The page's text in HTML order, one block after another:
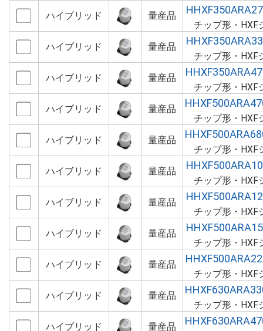
ハイブリッド
量産品
チップ形・HXF
ハイブリッド
量産品
チップ形・HXF
ハイブリッド
量産品
チップ形・HXF
ハイブリッド
量産品
チップ形・HXF
ハイブリッド
量産品
チップ形・HXF
ハイブリッド
量産品
チップ形・HXF
ハイブリッド
量産品
チップ形・HXF
ハイブリッド
量産品
チップ形・HXF
ハイブリッド
量産品
チップ形・HXF
ハイブリッド
量産品
チップ形・HXF
ハイブリッド
量産品